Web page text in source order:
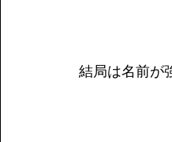
結局は名前が